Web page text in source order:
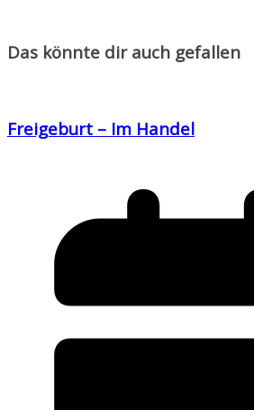
Das könnte dir auch gefallen
Freigeburt – Im Handel